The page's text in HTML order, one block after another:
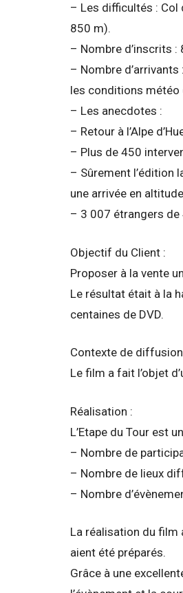
– Les difficultés : Col
850 m).
– Nombre d’inscrits :
– Nombre
les conditions météo
– Les anecdotes :
– Retour à l’Alpe
– Plus de 450
– Sûrement l’édition
une arrivée en
– 3 007 étrangers
Objectif du Client :
Proposer à la vente
Le résultat était à la
centaines de DVD.
Contexte de
Le film a fait l’objet
Réalisation :
L’Etape du Tour est
– Nombre de
– Nombre de lieux
– Nombre
La réalisation du film
aient été préparés.
Grâce à une